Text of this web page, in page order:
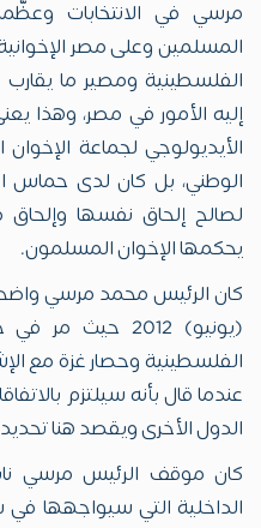
مرسي في الانتخابات
المسلمين وعلى مصر
الفلسطينية ومصير ما
إليه الأمور في مصر، وهذا
الأيديولوجي لجماعة
الوطني، بل كان لدى حماس
لصالح إلحاق نفسها وإلحاق
يحكمها الإخوان المسلمون.
(يونيو) 2012 حيث
الفلسطينية وحصار غزة مع
عندما قال بأنه سيلتزم
الدول الأخرى ويقصد هنا
كان موقف الرئيس مرسي
الداخلية التي سيواجهها